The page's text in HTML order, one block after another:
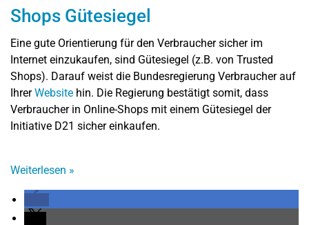
Shops Gütesiegel
Eine gute Orientierung für den Verbraucher sicher im
Internet einzukaufen, sind Gütesiegel (z.B. von Trusted
Shops). Darauf weist die Bundesregierung Verbraucher auf
IhrerWebsite hin. Die Regierung bestätigt somit, dass
Verbraucher in Online-Shops mit einem Gütesiegel der
Initiative D21 sicher einkaufen.
Weiterlesen »